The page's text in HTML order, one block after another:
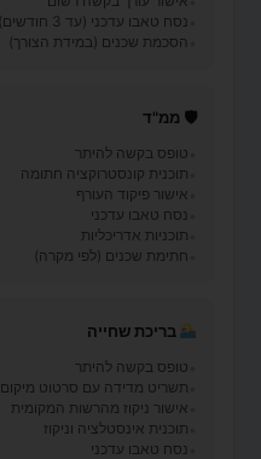
נסח טאבו עדכני (עד 3 חודשים)
הסכמת שכנים (במידת הצורך)
🛡 ממ"ד
טופס בקשה להיתר
תוכנית קונסטרוקציה חתומה
אישור פיקוד העורף
נסח טאבו עדכני
תוכניות אדריכליות
חתימת שכנים (לפי מקרה)
בריכת שחייה
טופס בקשה להיתר
תשריט מדידה עם סרטוט מיקום
אישור ניקוז מהרשות המקומית
תוכנית אינסטלציה וניקוז
נסח טאבו עדכני